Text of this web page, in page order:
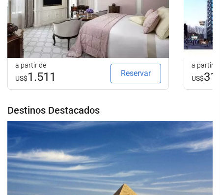
a partir de
US$1.511 Reservar
a partir
US$
Destinos Destacados